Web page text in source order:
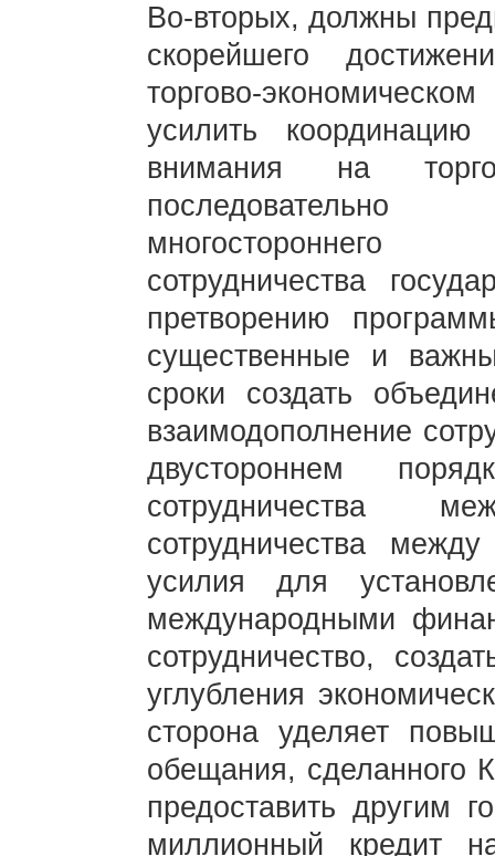
Во-вторых, должны
скорейшего
торгово-
усилить
внимания на
многостороннего
сотрудничества
претворению
существенные и
сроки создать
взаимодополнение
двустороннем
сотрудничества
сотрудничества
усилия для
международными
сотрудничество,
углубления
сторона уделяет
обещания, сделанного
предоставить другим
миллионный кредит